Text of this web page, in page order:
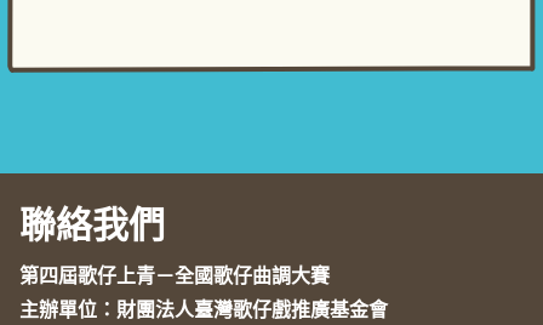
聯絡我們
第四屆歌仔上青－全國歌仔曲調大賽
主辦單位：財團法人臺灣歌仔戲推廣基金會